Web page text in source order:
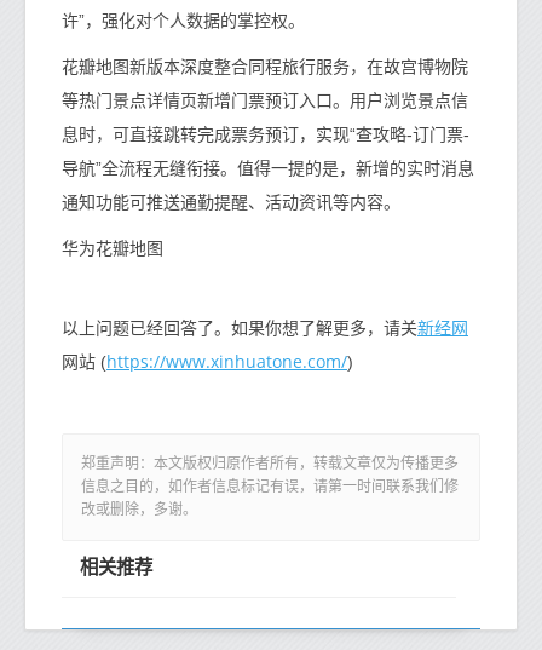
许”，强化对个人数据的掌控权。
花瓣地图新版本深度整合同程旅行服务，在故宫博物院
等热门景点详情页新增门票预订入口。用户浏览景点信
息时，可直接跳转完成票务预订，实现“查攻略-订门票-
导航”全流程无缝衔接。值得一提的是，新增的实时消息
通知功能可推送通勤提醒、活动资讯等内容。
华为花瓣地图
以上问题已经回答了。如果你想了解更多，请关新经网
网站 (https://www.xinhuatone.com/)
郑重声明：本文版权归原作者所有，转载文章仅为传播更多
信息之目的，如作者信息标记有误，请第一时间联系我们修
改或删除，多谢。
相关推荐